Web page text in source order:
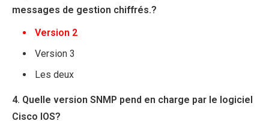
messages de gestion chiffrés.?
Version 2
Version 3
Les deux
4. Quelle version SNMP pend en charge par le logiciel
Cisco IOS?